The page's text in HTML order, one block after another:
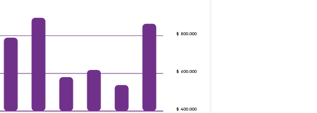
$ 400.000
$ 600.000
$ 800.000